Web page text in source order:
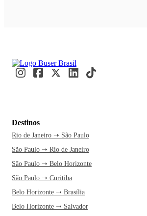
Destinos
Rio de Janeiro ➝ São Paulo
São Paulo ➝ Rio de Janeiro
São Paulo ➝ Belo Horizonte
São Paulo ➝ Curitiba
Belo Horizonte ➝ Brasília
Belo Horizonte ➝ Salvador